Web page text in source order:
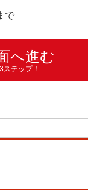
で
へ進む
ステップ！